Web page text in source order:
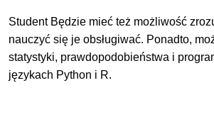
Student Będzie mieć też możliwość
nauczyć się je obsługiwać. Ponadto,
statystyki, prawdopodobieństwa i
językach Python i R.